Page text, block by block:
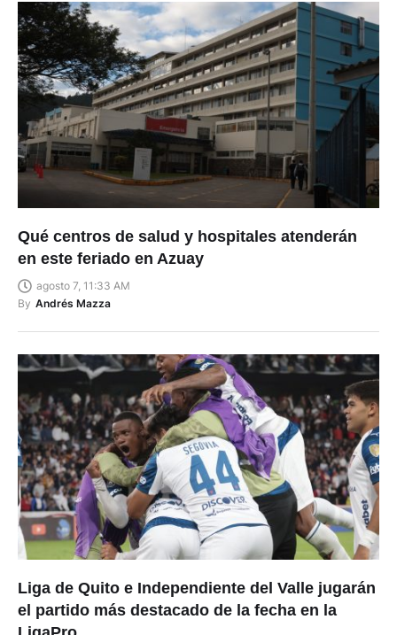
Qué centros de salud y hospitales atenderán
en este feriado en Azuay
agosto 7, 11:33 AM
By Andrés Mazza
Liga de Quito e Independiente del Valle jugarán
el partido más destacado de la fecha en la